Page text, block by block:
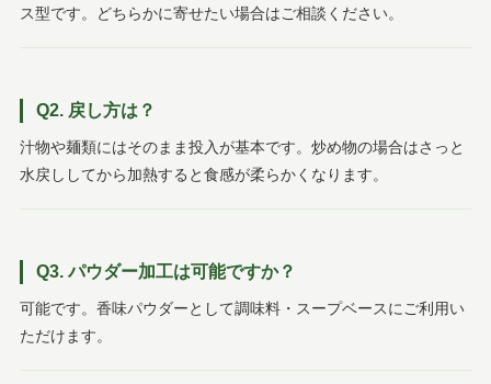
ス型です。どちらかに寄せたい場合はご相談ください。
Q2. 戻し方は？
汁物や麺類にはそのまま投入が基本です。炒め物の場合はさっと
水戻ししてから加熱すると食感が柔らかくなります。
Q3. パウダー加工は可能ですか？
可能です。香味パウダーとして調味料・スープベースにご利用い
ただけます。